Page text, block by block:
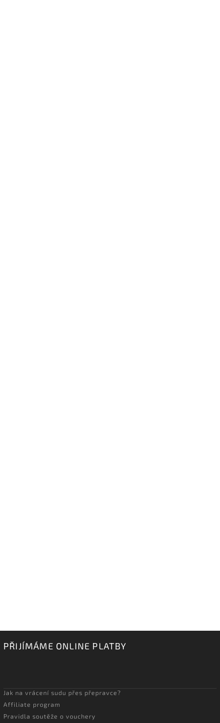
PŘIJÍMÁME ONLINE PLATBY
Jak na vrácení sudu přes přepravce?
Affiliate program
Pravidla soutěže o vouchery